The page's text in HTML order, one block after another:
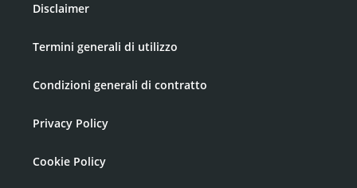
Disclaimer
Termini generali di utilizzo
Condizioni generali di contratto
Privacy Policy
Cookie Policy